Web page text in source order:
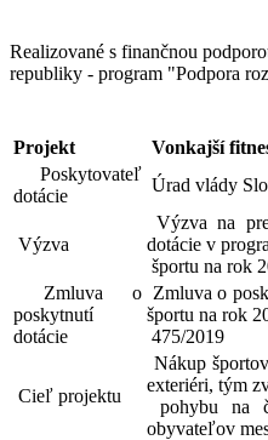
Realizované s finančnou
republiky - program "Podpora
Projekt
Vonkajší
Poskytovateľ
dotácie
Úrad vlády
Výzva
Výzva na
dotácie v
športu na rok
Zmluva o
poskytnutí
dotácie
Zmluva o
športu na rok
475/2019
Cieľ projektu
Nákup
exteriéri, tým
pohybu na
obyvateľov